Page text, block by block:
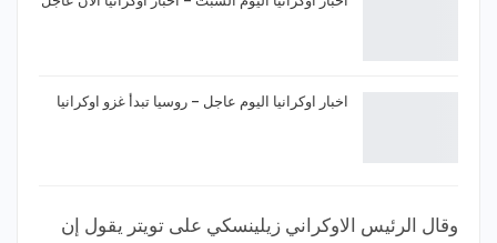
اخبار اوكرانيا اليوم عاجل – روسيا تبدأ غزو اوكرانيا
وقال الرئيس الاوكراني زيلينسكي على تويتر يقول إن